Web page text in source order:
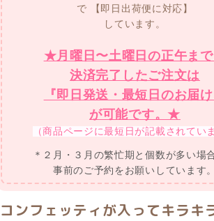
で 【即日出荷便に対応】
しています。
★月曜日〜土曜日の正午ま
決済完了したご注文は
『即日発送・最短日のお届け
が可能です。★
（商品ページに最短日が記載されてい
＊２月・３月の繁忙期と個数が多い場
事前のご予約をお願いしています。
コンフェッティが入ってキラキ